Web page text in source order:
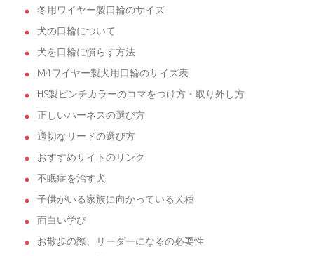
冬用ワイヤー製口輪のサイズ
犬の口輪について
犬を口輪に慣らす方法
M4ワイヤー製犬用口輪のサイズ表
HS製ピンチカラーのコマをつけ方・取り外し方
正しいハーネスの選び方
適切なリードの選び方
おすすめサイトのリンク
不眠症を治す犬
子供がいる家族に向かっている犬種
面白い学び
お散歩の際、リーダーになるの必要性